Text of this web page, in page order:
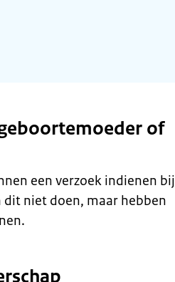
of
een verzoek indienen bij
dit niet doen, maar hebben